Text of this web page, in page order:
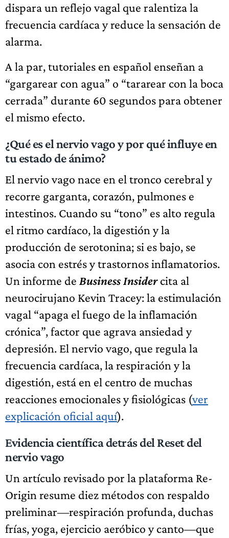
dispara un reflejo vagal que ralentiza la
frecuencia cardíaca y reduce la sensación de
alarma.
A la par, tutoriales en español enseñan a
“gargarear con agua” o “tararear con la boca
cerrada” durante 60 segundos para obtener
el mismo efecto.
¿Qué es el nervio vago y por qué influye en
tu estado de ánimo?
El nervio vago nace en el tronco cerebral y
recorre garganta, corazón, pulmones e
intestinos. Cuando su “tono” es alto regula
el ritmo cardíaco, la digestión y la
producción de serotonina; si es bajo, se
asocia con estrés y trastornos inflamatorios.
Un informe de Business Insidercita al
neurocirujano Kevin Tracey: la estimulación
vagal “apaga el fuego de la inflamación
crónica”, factor que agrava ansiedad y
depresión. El nervio vago, que regula la
frecuencia cardíaca, la respiración y la
digestión, está en el centro de muchas
reacciones emocionales y fisiológicas (ver
explicación oficial aquí).
Evidencia científica detrás del Reset del
nervio vago
Un artículo revisado por la plataforma Re-
Origin resume diez métodos con respaldo
preliminar—respiración profunda, duchas
frías, yoga, ejercicio aeróbico y canto—que